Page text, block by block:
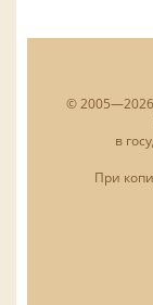
©
в
При